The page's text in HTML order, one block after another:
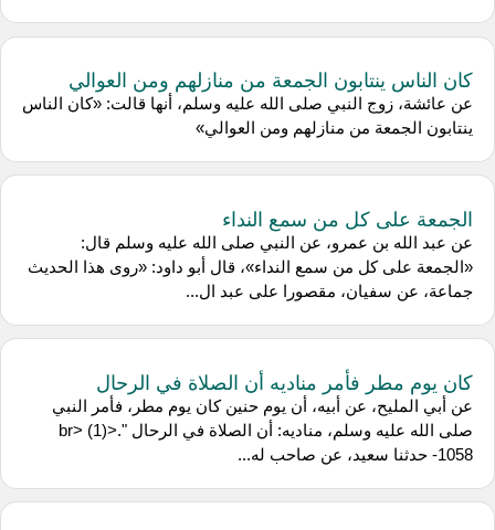
كان الناس ينتابون الجمعة من منازلهم ومن العوالي
عن عائشة، زوج النبي صلى الله عليه وسلم، أنها قالت: «كان الناس
ينتابون الجمعة من منازلهم ومن العوالي»
الجمعة على كل من سمع النداء
عن عبد الله بن عمرو، عن النبي صلى الله عليه وسلم قال:
«الجمعة على كل من سمع النداء»، قال أبو داود: «روى هذا الحديث
جماعة، عن سفيان، مقصورا على عبد ال...
كان يوم مطر فأمر مناديه أن الصلاة في الرحال
عن أبي المليح، عن أبيه، أن يوم حنين كان يوم مطر، فأمر النبي
صلى الله عليه وسلم، مناديه: أن الصلاة في الرحال ".<br> (1)
1058- حدثنا سعيد، عن صاحب له...